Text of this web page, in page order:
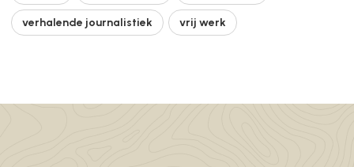
verhalende journalistiek vrij werk